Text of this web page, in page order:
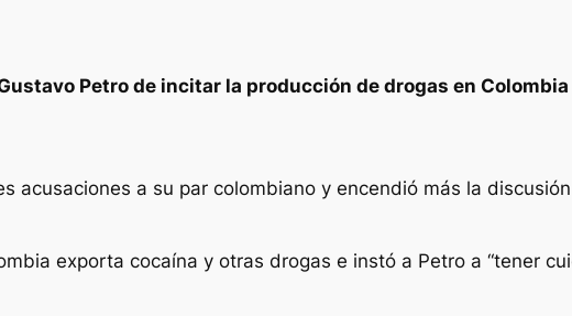
Petro de incitar la producción de drogas en
acusaciones a su par colombiano y encendió más la
exporta cocaína y otras drogas e instó a Petro a “tener